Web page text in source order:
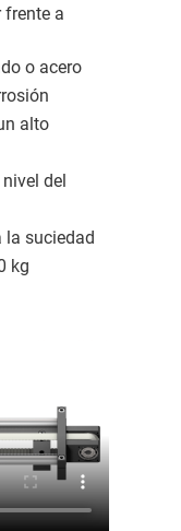
frente a
o acero
alto
del
la suciedad
kg